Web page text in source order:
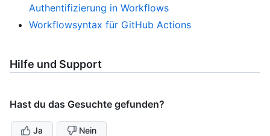
Authentifizierung in Workflows
Workflowsyntax für GitHub Actions
Hilfe und Support
Hast du das Gesuchte gefunden?
Ja Nein